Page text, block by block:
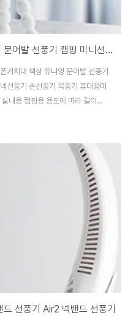
휴대용선풍기 핸디선풍기 유니영 문어발 선풍기 캠핑 미니선풍기
거치대 책상 유니영 문어발 선풍기
풍기 손선풍기 목풍기 휴대용미
내용 캠핑용 용도에 따라 걸이형
이형 실내 혹은 사무실에서 휴대폰
products/8532632046
거치대 책상 유니영 문어발 선풍기
의추억 공식 스토어 생활용품 /
선풍기 Air2 넥밴드 선풍기